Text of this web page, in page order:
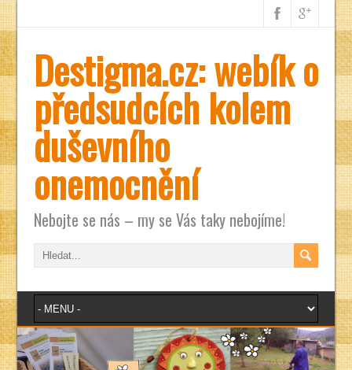
Destigma.cz: webík o
předsudcích kolem
duševního
onemocnění
Nebojte se nás – my se Vás taky nebojíme!